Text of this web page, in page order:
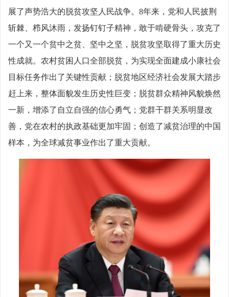
展了声势浩大的脱贫攻坚人民战争。8年来，党和人民披荆
斩棘、栉风沐雨，发扬钉钉子精神，敢于啃硬骨头，攻克了
一个又一个贫中之贫、坚中之坚，脱贫攻坚取得了重大历史
性成就。农村贫困人口全部脱贫，为实现全面建成小康社会
目标任务作出了关键性贡献；脱贫地区经济社会发展大踏步
赶上来，整体面貌发生历史性巨变；脱贫群众精神风貌焕然
一新，增添了自立自强的信心勇气；党群干群关系明显改
善，党在农村的执政基础更加牢固；创造了减贫治理的中国
样本，为全球减贫事业作出了重大贡献。